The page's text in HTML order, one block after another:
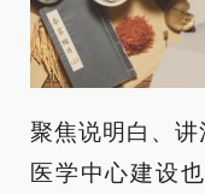
聚焦说明白、
医学中心建设